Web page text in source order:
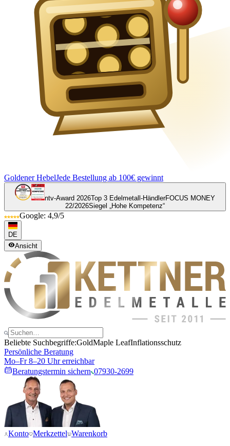
Goldener HebelJede Bestellung ab 100€ gewinnt
ntv-Award 2026Top 3 Edelmetall-HändlerFOCUS MONEY
22/2026Siegel „Hohe Kompetenz“
Google: 4,9/5
DE
Ansicht
Beliebte Suchbegriffe:GoldMaple LeafInflationsschutz
Persönliche Beratung
Mo–Fr 8–20 Uhr erreichbar
Beratungstermin sichern 07930-2699
Konto Merkzettel Warenkorb